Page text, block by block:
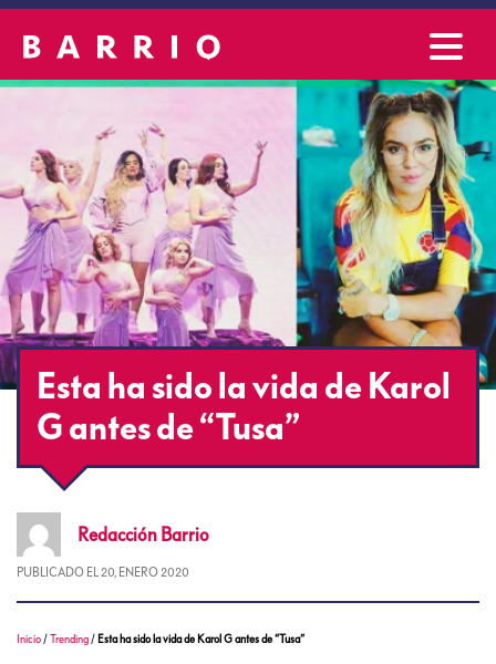
Esta ha sido la vida de Karol
G antes de “Tusa”
Redacción Barrio
PUBLICADO EL 20, ENERO 2020
Inicio /Trending / Esta ha sido la vida de Karol G antes de “Tusa”